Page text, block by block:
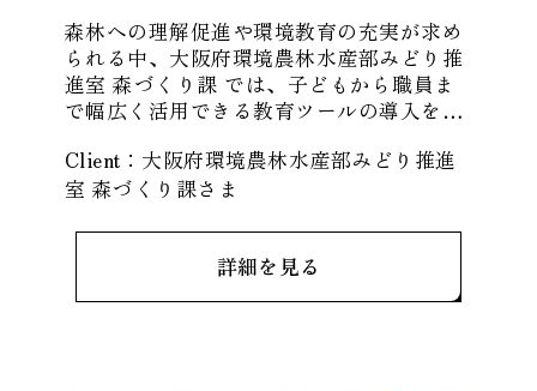
森林への理解促進や環境教育の充実が求め
られる中、大阪府環境農林水産部みどり推
進室 森づくり課 では、子どもから職員ま
で幅広く活用できる教育ツールの導入を検
森林サイクルを学べる木育教材
Client： 大阪府環境農林水産部みどり推進
室 森づくり課さま
詳細を見る